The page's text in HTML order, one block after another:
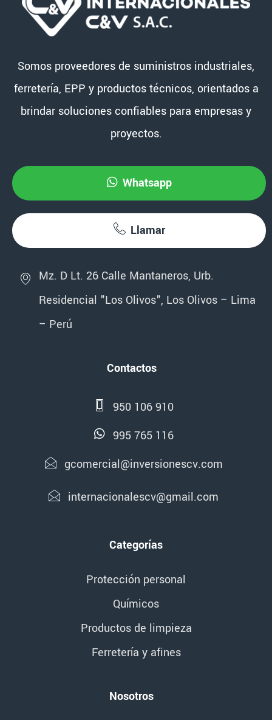
Somos proveedores de suministros industriales,
ferretería, EPP y productos técnicos, orientados a
brindar soluciones confiables para empresas y
proyectos.
Whatsapp
Llamar
Mz. D Lt. 26 Calle Mantaneros, Urb.
Residencial "Los Olivos", Los Olivos – Lima
– Perú
Contactos
950 106 910
995 765 116
gcomercial@inversionescv.com
internacionalescv@gmail.com
Categorías
Protección personal
Químicos
Productos de limpieza
Ferretería y afines
Nosotros